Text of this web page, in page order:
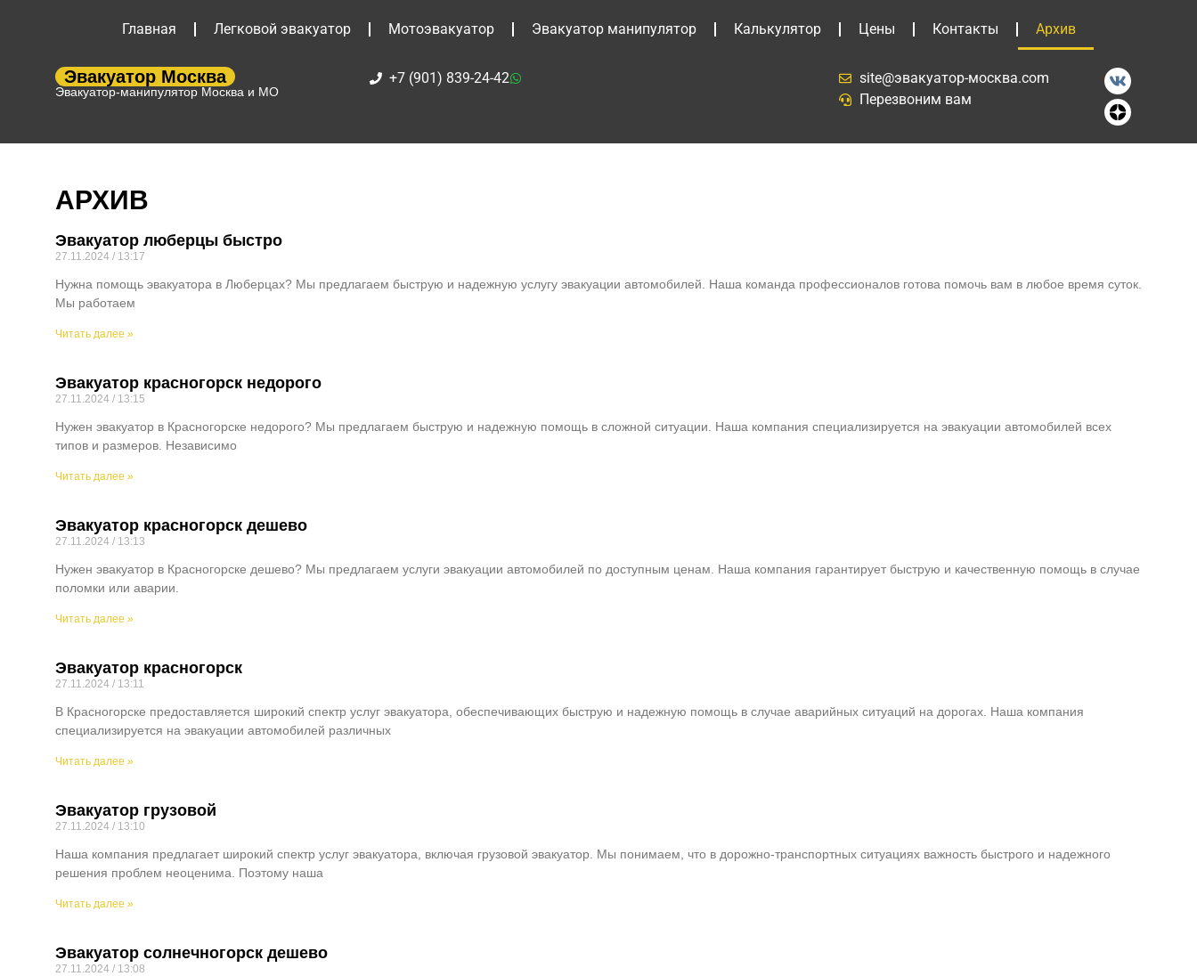
Главная Легковой эвакуатор Мотоэвакуатор Эвакуатор манипулятор Калькулятор Цены Контакты Архив
Эвакуатор Москва
Эвакуатор-манипулятор Москва и МО
+7 (901) 839-24-42
site@эвакуатор-москва.com
Перезвоним вам
АРХИВ
Эвакуатор люберцы быстро
27.11.2024 13:17
Нужна помощь эвакуатора в Люберцах? Мы предлагаем быструю и надежную услугу эвакуации автомобилей. Наша команда профессионалов готова помочь вам в любое время суток.
Мы работаем
Читать далее »
Эвакуатор красногорск недорого
27.11.2024 13:15
Нужен эвакуатор в Красногорске недорого? Мы предлагаем быструю и надежную помощь в сложной ситуации. Наша компания специализируется на эвакуации автомобилей всех
типов и размеров. Независимо
Читать далее »
Эвакуатор красногорск дешево
27.11.2024 13:13
Нужен эвакуатор в Красногорске дешево? Мы предлагаем услуги эвакуации автомобилей по доступным ценам. Наша компания гарантирует быструю и качественную помощь в случае
поломки или аварии.
Читать далее »
Эвакуатор красногорск
27.11.2024 13:11
В Красногорске предоставляется широкий спектр услуг эвакуатора, обеспечивающих быструю и надежную помощь в случае аварийных ситуаций на дорогах. Наша компания
специализируется на эвакуации автомобилей различных
Читать далее »
Эвакуатор грузовой
27.11.2024 13:10
Наша компания предлагает широкий спектр услуг эвакуатора, включая грузовой эвакуатор. Мы понимаем, что в дорожно-транспортных ситуациях важность быстрого и надежного
решения проблем неоценима. Поэтому наша
Читать далее »
Эвакуатор солнечногорск дешево
27.11.2024 13:08